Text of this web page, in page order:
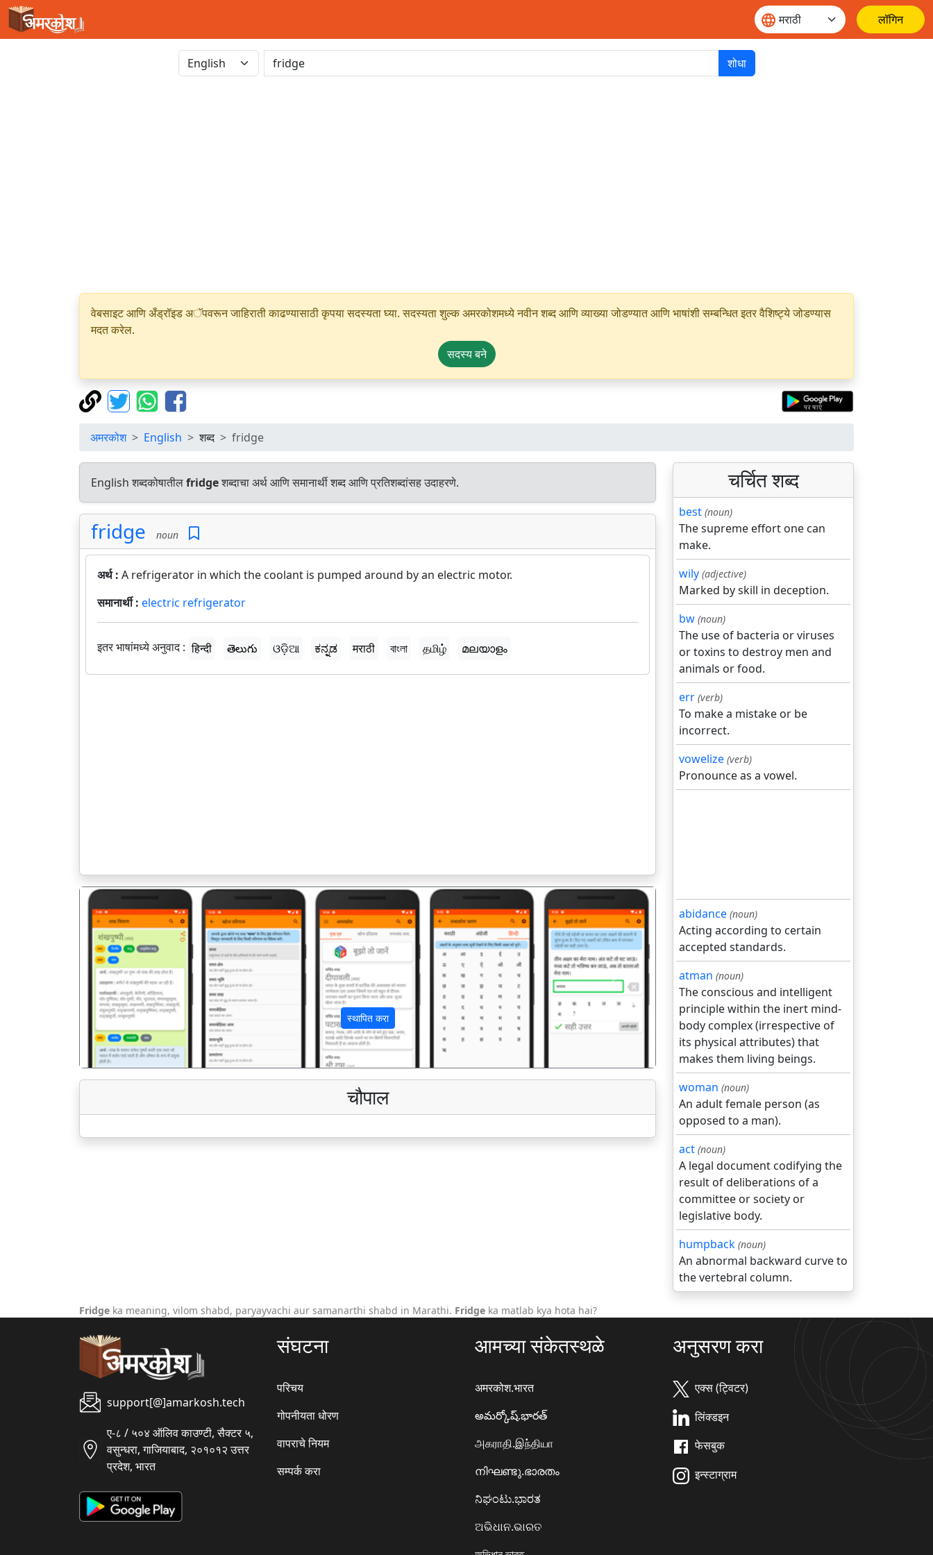
लॉगिन
शोधा
वेबसाइट आणि अँड्रॉइड अॅपवरून जाहिराती काढण्यासाठी कृपया सदस्यता घ्या. सदस्यता शुल्क अमरकोशमध्ये नवीन शब्द आणि व्याख्या जोडण्यात आणि भाषांशी सम्बन्धित इतर वैशिष्ट्ये जोडण्यास
मदत करेल.
सदस्य बने
अमरकोश English शब्द fridge
English शब्दकोषातीलfridgeशब्दाचा अर्थ आणि समानार्थी शब्द आणि प्रतिशब्दांसह उदाहरणे.
fridge noun
अर्थ : A refrigerator in which the coolant is pumped around by an electric motor.
समानार्थी : electric refrigerator
इतर भाषांमध्ये अनुवाद : हिन्दी తెలుగు ଓଡ଼ିଆ ಕನ್ನಡ मराठी বাংলা தமிழ் മലയാളം
स्थापित करा
पिछला अगला
चौपाल
चर्चित शब्द
best (noun)
The supreme effort one can
make.
wily (adjective)
Marked by skill in deception.
bw (noun)
The use of bacteria or viruses
or toxins to destroy men and
animals or food.
err (verb)
To make a mistake or be
incorrect.
vowelize (verb)
Pronounce as a vowel.
abidance (noun)
Acting according to certain
accepted standards.
atman (noun)
The conscious and intelligent
principle within the inert mind-
body complex (irrespective of
its physical attributes) that
makes them living beings.
woman (noun)
An adult female person (as
opposed to a man).
act (noun)
A legal document codifying the
result of deliberations of a
committee or society or
legislative body.
humpback (noun)
An abnormal backward curve to
the vertebral column.
Fridge ka meaning, vilom shabd, paryayvachi aur samanarthi shabd in Marathi. Fridge ka matlab kya hota hai?
support[@]amarkosh.tech
ए-८ / ५०४ ऑलिव काउण्टी, सैक्टर ५,
वसुन्धरा, गाजियाबाद, २०१०१२ उत्तर
प्रदेश, भारत
संघटना
परिचय
गोपनीयता धोरण
वापराचे नियम
सम्पर्क करा
आमच्या संकेतस्थळे
अमरकोश.भारत
అమర్కోష్.భారత్
அகராதி.இந்தியா
നിഘണ്ടു.ഭാരതം
ನಿಘಂಟು.ಭಾರತ
ଅଭିଧାନ.ଭାରତ
अनुसरण करा
एक्स (ट्विटर)
लिंक्डइन
फेसबुक
इन्स्टाग्राम